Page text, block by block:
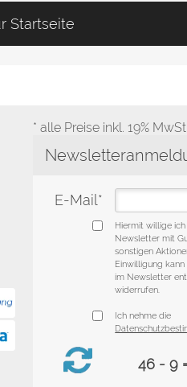
Startseite
* alle Preise inkl. 19% MwSt.